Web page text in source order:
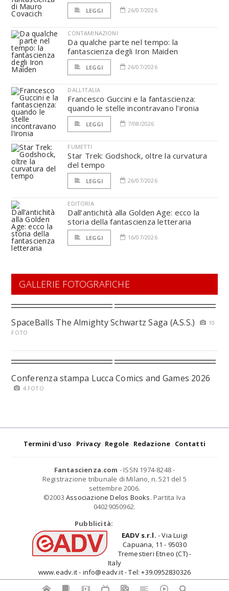
LEGGI 26/07/2026
CONTAMINAZIONI
Da qualche parte nel tempo: la
fantascienza degli Iron Maiden
LEGGI 26/07/2026
DALL'ITALIA
Francesco Guccini e la fantascienza:
quando le stelle incontravano l’ironia
LEGGI 7/08/2026
FUMETTI
Star Trek: Godshock, oltre la curvatura
del tempo
LEGGI 26/07/2026
EDITORIA
Dall’antichità alla Golden Age: ecco la
storia della fantascienza letteraria
LEGGI 16/07/2026
GALLERIE FOTOGRAFICHE
SpaceBalls The Almighty Schwartz Saga (A.S.S.)
10
FOTO
Conferenza stampa Lucca Comics and Games 2026
4 FOTO
Termini d'uso Privacy Regole Redazione Contatti
Fantascienza.com - ISSN 1974-8248 -
Registrazione tribunale di Milano, n. 521 del 5
settembre 2006.
©2003 Associazione Delos Books. Partita Iva
04029050962.
Pubblicità:
EADV s.r.l. - Via Luigi
Capuana, 11 - 95030
Tremestieri Etneo (CT) -
Italy
www.eadv.it - info@eadv.it - Tel: +39.0952830326